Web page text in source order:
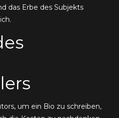
das Erbe des Subjekts
um ein Bio zu schreiben,